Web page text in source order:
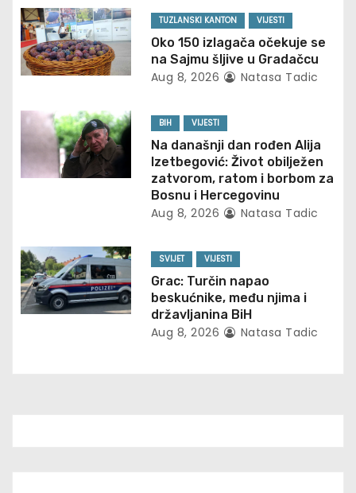
a
v
i
g
a
t
o
n
TUZLANSKI KANTON VIJESTI
Oko 150 izlagača očekuje se
na Sajmu šljive u Gradačcu
Aug 8, 2026 Natasa Tadic
BIH VIJESTI
Na današnji dan rođen Alija
Izetbegović: Život obilježen
zatvorom, ratom i borbom za
Bosnu i Hercegovinu
Aug 8, 2026 Natasa Tadic
SVIJET VIJESTI
Grac: Turčin napao
beskućnike, među njima i
državljanina BiH
Aug 8, 2026 Natasa Tadic